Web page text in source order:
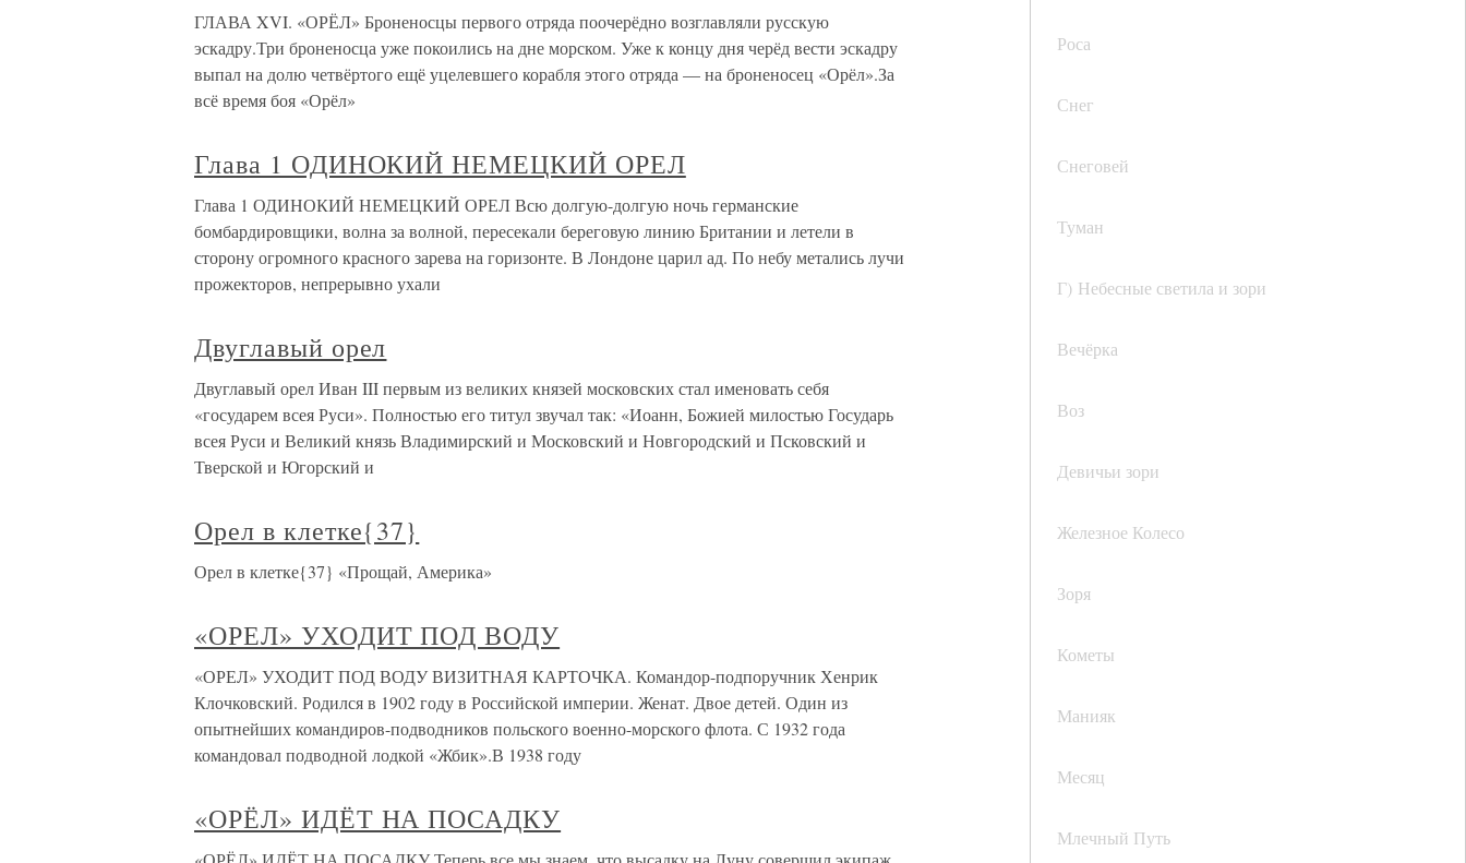
Роса
Снег
Снеговей
Туман
Г) Небесные светила и зори
Вечёрка
Воз
Девичьи зори
Железное Колесо
Зоря
Кометы
Манияк
Месяц
Млечный Путь
ГЛАВА XVI. «ОРЁЛ» Броненосцы первого отряда поочерёдно возглавляли русскую
эскадру.Три броненосца уже покоились на дне морском. Уже к концу дня черёд вести эскадру
выпал на долю четвёртого ещё уцелевшего корабля этого отряда — на броненосец «Орёл».За
всё время боя «Орёл»
Глава 1 ОДИНОКИЙ НЕМЕЦКИЙ ОРЕЛ
Глава 1 ОДИНОКИЙ НЕМЕЦКИЙ ОРЕЛ Всю долгую-долгую ночь германские
бомбардировщики, волна за волной, пересекали береговую линию Британии и летели в
сторону огромного красного зарева на горизонте. В Лондоне царил ад. По небу метались лучи
прожекторов, непрерывно ухали
Двуглавый орел
Двуглавый орел Иван III первым из великих князей московских стал именовать себя
«государем всея Руси». Полностью его титул звучал так: «Иоанн, Божией милостью Государь
всея Руси и Великий князь Владимирский и Московский и Новгородский и Псковский и
Тверской и Югорский и
Орел в клетке{37}
Орел в клетке{37} «Прощай, Америка»
«ОРЕЛ» УХОДИТ ПОД ВОДУ
«ОРЕЛ» УХОДИТ ПОД ВОДУ ВИЗИТНАЯ КАРТОЧКА. Командор-подпоручник Хенрик
Клочковский. Родился в 1902 году в Российской империи. Женат. Двое детей. Один из
опытнейших командиров-подводников польского военно-морского флота. С 1932 года
командовал подводной лодкой «Жбик».В 1938 году
«ОРЁЛ» ИДЁТ НА ПОСАДКУ